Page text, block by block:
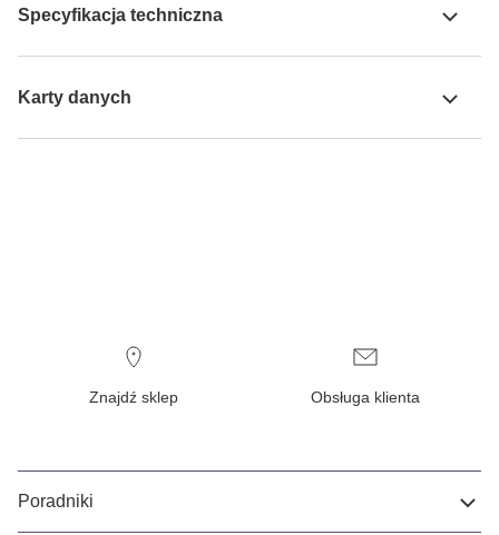
Specyfikacja techniczna
Karty danych
Znajdź sklep Obsługa klienta
Poradniki